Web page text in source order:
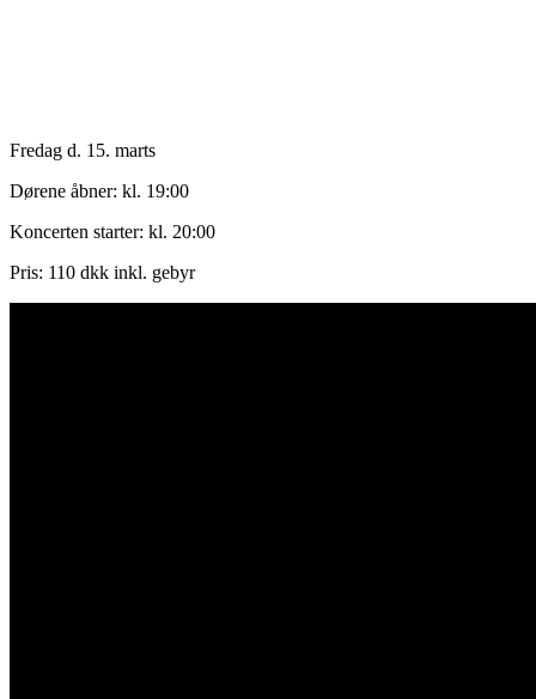
Fredag d. 15. marts
Dørene åbner: kl. 19:00
Koncerten starter: kl. 20:00
Pris: 110 dkk inkl. gebyr